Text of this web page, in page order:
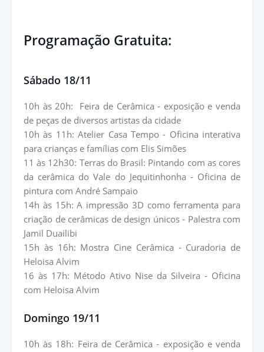
Programação Gratuita:
Sábado 18/11
10h às 20h:
Feira de Cerâmica - exposição e venda
de peças de diversos artistas da cidade
10h às 11h: Atelier Casa Tempo - Oficina interativa
para crianças e famílias com Elis Simões
11 às 12h30: Terras do Brasil: Pintando com as cores
da cerâmica do Vale do Jequitinhonha - Oficina de
pintura com André Sampaio
14h às 15h: A impressão 3D como ferramenta para
criação de cerâmicas de design únicos - Palestra com
Jamil Duailibi
15h às 16h: Mostra Cine Cerâmica - Curadoria de
Heloisa Alvim
16 às 17h: Método Ativo Nise da Silveira - Oficina
com Heloisa Alvim
Domingo 19/11
10h às 18h: Feira de Cerâmica - exposição e venda